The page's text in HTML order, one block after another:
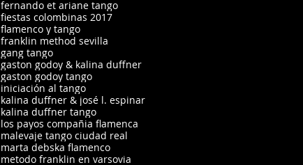
fernando et ariane tango
fiestas colombinas 2017
flamenco y tango
franklin method sevilla
gang tango
gaston godoy & kalina duffner
gaston godoy tango
iniciación al tango
kalina duffner & josé l. espinar
kalina duffner tango
los payos compañia flamenca
malevaje tango ciudad real
marta debska flamenco
metodo franklin en varsovia